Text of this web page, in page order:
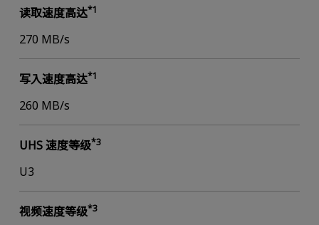
读取速度高达*1
270 MB/s
写入速度高达*1
260 MB/s
UHS 速度等级*3
U3
视频速度等级*3